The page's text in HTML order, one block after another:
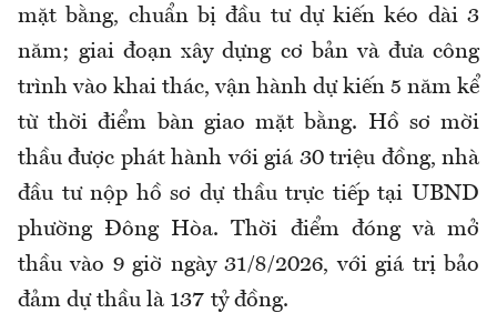
mặt bằng, chuẩn bị đầu tư dự kiến kéo dài 3
năm; giai đoạn xây dựng cơ bản và đưa công
trình vào khai thác, vận hành dự kiến 5 năm kể
từ thời điểm bàn giao mặt bằng. Hồ sơ mời
thầu được phát hành với giá 30 triệu đồng, nhà
đầu tư nộp hồ sơ dự thầu trực tiếp tại UBND
phường Đông Hòa. Thời điểm đóng và mở
thầu vào 9 giờ ngày 31/8/2026, với giá trị bảo
đảm dự thầu là 137 tỷ đồng.